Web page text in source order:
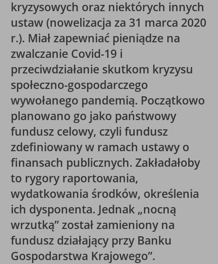
kryzysowych oraz niektórych innych
ustaw (nowelizacja za 31 marca 2020
r.). Miał zapewniać pieniądze na
zwalczanie Covid-19 i
przeciwdziałanie skutkom kryzysu
społeczno-gospodarczego
wywołanego pandemią. Początkowo
planowano go jako państwowy
fundusz celowy, czyli fundusz
zdefiniowany w ramach ustawy o
finansach publicznych. Zakładałoby
to rygory raportowania,
wydatkowania środków, określenia
ich dysponenta. Jednak „nocną
wrzutką” został zamieniony na
fundusz działający przy Banku
Gospodarstwa Krajowego”.